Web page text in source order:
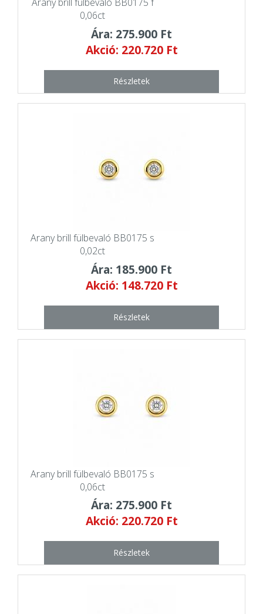
0,06ct
Ára: 275.900 Ft
Akció: 220.720 Ft
Részletek
Arany brill fülbevaló BB0175 s
0,02ct
Ára: 185.900 Ft
Akció: 148.720 Ft
Részletek
Arany brill fülbevaló BB0175 s
0,06ct
Ára: 275.900 Ft
Akció: 220.720 Ft
Részletek